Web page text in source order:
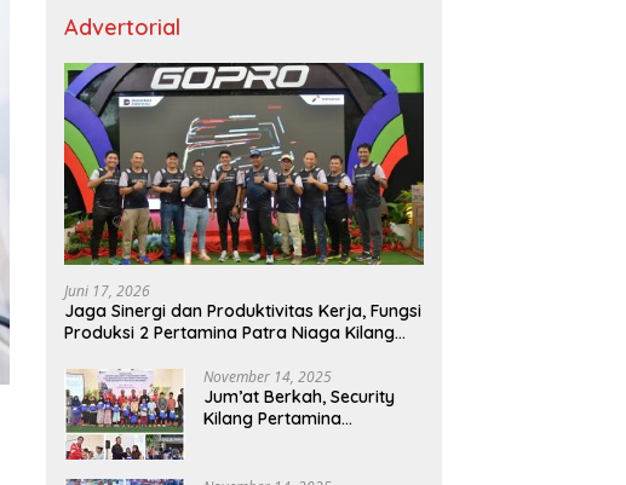
Advertorial
Juni 17, 2026
Jaga Sinergi dan Produktivitas Kerja, Fungsi
Produksi 2 Pertamina Patra Niaga Kilang
November 14, 2025
Jum’at Berkah, Security
Kilang Pertamina